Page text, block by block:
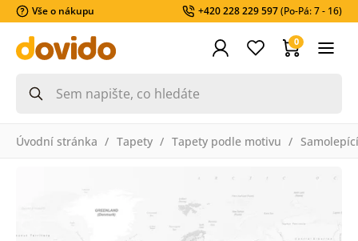
Vše o nákupu +420 228 229 597(Po-Pá: 7 - 16)
0
Úvodní stránka Tapety Tapety podle motivu